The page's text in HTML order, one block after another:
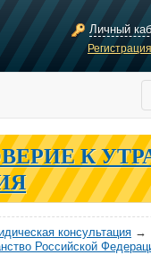
Личный
К
консультация →
Российской